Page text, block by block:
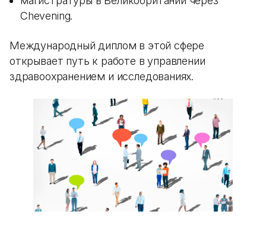
Chevening.
Международный диплом в этой сфере
открывает путь к работе в управлении
здравоохранением и исследованиях.